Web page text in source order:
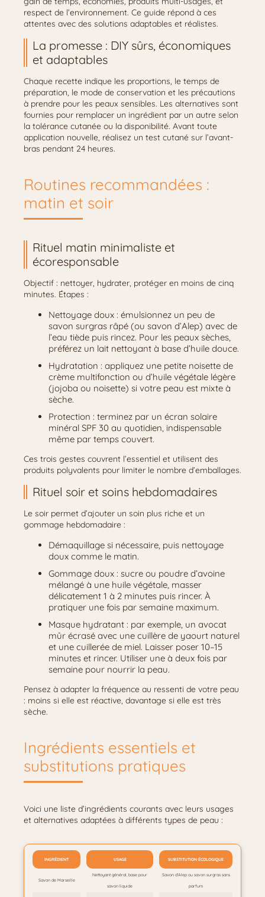
respect de l’environnement. Ce guide répond à ces
attentes avec des solutions adaptables et réalistes.
La promesse : DIY sûrs, économiques
et adaptables
Chaque recette indique les proportions, le temps de
préparation, le mode de conservation et les précautions
à prendre pour les peaux sensibles. Les alternatives sont
fournies pour remplacer un ingrédient par un autre selon
la tolérance cutanée ou la disponibilité. Avant toute
application nouvelle, réalisez un test cutané sur l’avant-
bras pendant 24 heures.
Routines recommandées :
matin et soir
Rituel matin minimaliste et
écoresponsable
Objectif : nettoyer, hydrater, protéger en moins de cinq
minutes. Étapes :
Nettoyage doux : émulsionnez un peu de
savon surgras râpé (ou savon d’Alep) avec de
l’eau tiède puis rincez. Pour les peaux sèches,
préférez un lait nettoyant à base d’huile douce.
Hydratation : appliquez une petite noisette de
crème multifonction ou d’huile végétale légère
(jojoba ou noisette) si votre peau est mixte à
sèche.
Protection : terminez par un écran solaire
minéral SPF 30 au quotidien, indispensable
même par temps couvert.
Ces trois gestes couvrent l’essentiel et utilisent des
produits polyvalents pour limiter le nombre d’emballages.
Rituel soir et soins hebdomadaires
Le soir permet d’ajouter un soin plus riche et un
gommage hebdomadaire :
Démaquillage si nécessaire, puis nettoyage
doux comme le matin.
Gommage doux : sucre ou poudre d’avoine
mélangé à une huile végétale, masser
délicatement 1 à 2 minutes puis rincer. À
pratiquer une fois par semaine maximum.
Masque hydratant : par exemple, un avocat
mûr écrasé avec une cuillère de yaourt naturel
et une cuillerée de miel. Laisser poser 10–15
minutes et rincer. Utiliser une à deux fois par
semaine pour nourrir la peau.
Pensez à adapter la fréquence au ressenti de votre peau
: moins si elle est réactive, davantage si elle est très
sèche.
Ingrédients essentiels et
substitutions pratiques
Voici une liste d’ingrédients courants avec leurs usages
et alternatives adaptées à différents types de peau :
INGRÉDIENT USAGE SUBSTITUTION ÉCOLOGIQUE
Savon de Marseille
Nettoyant général, base pour
savon liquide
Savon d’Alep ou savon surgras sans
parfum